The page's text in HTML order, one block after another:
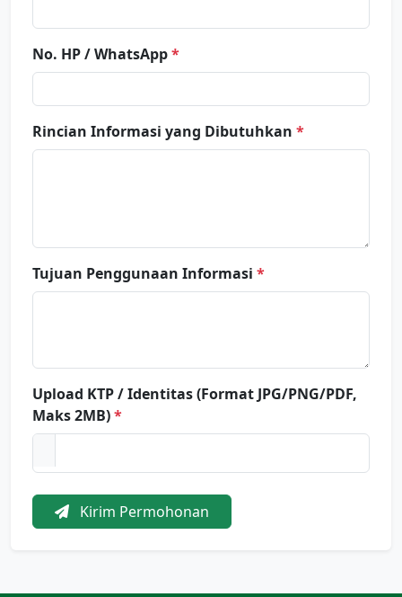
No. HP / WhatsApp*
Rincian Informasi yang Dibutuhkan *
Tujuan Penggunaan Informasi *
Upload KTP / Identitas (Format JPG/PNG/PDF,
Maks 2MB)*
Kirim Permohonan